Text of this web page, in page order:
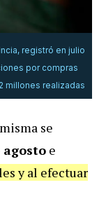
registró en julio
por compras
millones realizadas
se
e
y al efectuar